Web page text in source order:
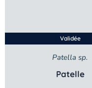
Validée
Patella sp.
Patelle